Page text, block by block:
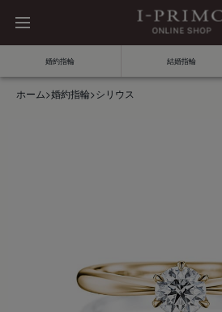
婚約指輪 結婚指輪
ホーム>婚約指輪>シリウス